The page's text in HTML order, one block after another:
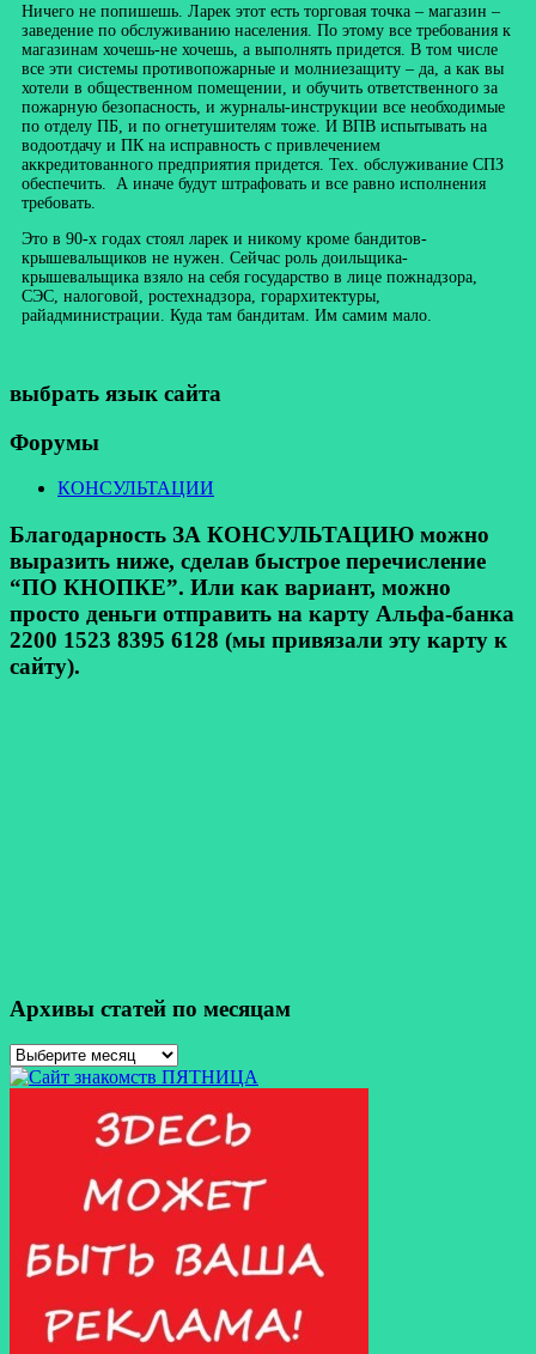
Ничего не попишешь. Ларек этот есть торговая точка – магазин –
заведение по обслуживанию населения. По этому все требования к
магазинам хочешь-не хочешь, а выполнять придется. В том числе
все эти системы противопожарные и молниезащиту – да, а как вы
хотели в общественном помещении, и обучить ответственного за
пожарную безопасность, и журналы-инструкции все необходимые
по отделу ПБ, и по огнетушителям тоже. И ВПВ испытывать на
водоотдачу и ПК на исправность с привлечением
аккредитованного предприятия придется. Тех. обслуживание СПЗ
обеспечить. А иначе будут штрафовать и все равно исполнения
требовать.
Это в 90-х годах стоял ларек и никому кроме бандитов-
крышевальщиков не нужен. Сейчас роль доильщика-
крышевальщика взяло на себя государство в лице пожнадзора,
СЭС, налоговой, ростехнадзора, горархитектуры,
райадминистрации. Куда там бандитам. Им самим мало.
выбрать язык сайта
Форумы
КОНСУЛЬТАЦИИ
Благодарность ЗА КОНСУЛЬТАЦИЮ можно
выразить ниже, сделав быстрое перечисление
“ПО КНОПКЕ”. Или как вариант, можно
просто деньги отправить на карту Альфа-банка
2200 1523 8395 6128 (мы привязали эту карту к
сайту).
Архивы статей по месяцам
Архивы
статей